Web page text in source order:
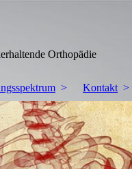
Orthopädie
Kontakt